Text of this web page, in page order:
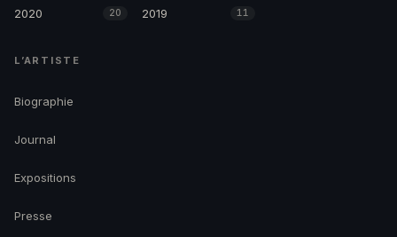
2020 20 2019 11
L’ARTISTE
Biographie
Journal
Expositions
Presse